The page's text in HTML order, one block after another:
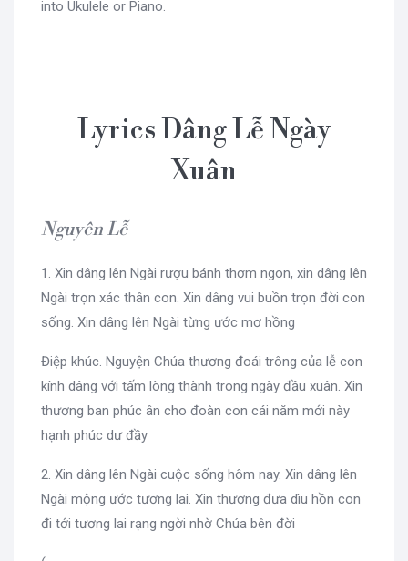
into Ukulele or Piano.
Lyrics Dâng Lễ Ngày
Xuân
Nguyên Lễ
1. Xin dâng lên Ngài rượu bánh thơm ngon, xin dâng lên
Ngài trọn xác thân con. Xin dâng vui buồn trọn đời con
sống. Xin dâng lên Ngài từng ước mơ hồng
Điệp khúc. Nguyện Chúa thương đoái trông của lễ con
kính dâng với tấm lòng thành trong ngày đầu xuân. Xin
thương ban phúc ân cho đoàn con cái năm mới này
hạnh phúc dư đầy
2. Xin dâng lên Ngài cuộc sống hôm nay. Xin dâng lên
Ngài mộng ước tương lai. Xin thương đưa dìu hồn con
đi tới tương lai rạng ngời nhờ Chúa bên đời